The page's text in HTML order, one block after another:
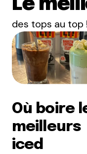
des tops au top !
Où boire
meilleurs
iced